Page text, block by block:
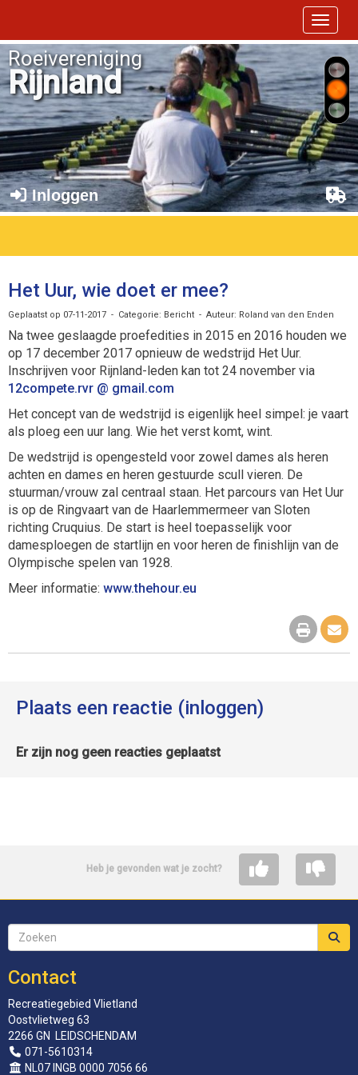
Toggle
Roeivereniging
Rijnland
Inloggen
Het Uur, wie doet er mee?
Geplaatst op 07-11-2017 - Categorie: Bericht - Auteur: Roland van den Enden
Na twee geslaagde proefedities in 2015 en 2016 houden we
op 17 december 2017 opnieuw de wedstrijd Het Uur.
Inschrijven voor Rijnland-leden kan tot 24 november via
12compete.rvr @ gmail.com
Het concept van de wedstrijd is eigenlijk heel simpel: je vaart
als ploeg een uur lang. Wie het verst komt, wint.
De wedstrijd is opengesteld voor zowel dames als heren
achten en dames en heren gestuurde scull vieren. De
stuurman/vrouw zal centraal staan. Het parcours van Het Uur
is op de Ringvaart van de Haarlemmermeer van Sloten
richting Cruquius. De start is heel toepasselijk voor
damesploegen de startlijn en voor heren de finishlijn van de
Olympische spelen van 1928.
Meer informatie: www.thehour.eu
Plaats een reactie (inloggen)
Er zijn nog geen reacties geplaatst
Heb je gevonden wat je zocht?
Contact
Recreatiegebied Vlietland
Oostvlietweg 63
2266 GN LEIDSCHENDAM
071-5610314
NL07 INGB 0000 7056 66